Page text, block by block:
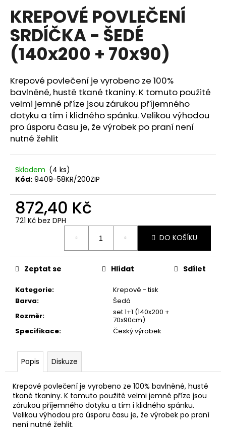
produktu
je
0,0
z
5
hvězdiček.
KREPOVÉ POVLEČENÍ
SRDÍČKA - ŠEDÉ
(140x200 + 70x90)
Krepové povlečení je vyrobeno ze 100%
bavlněné, hustě tkané tkaniny. K tomuto použité
velmi jemné příze jsou zárukou příjemného
dotyku a tím i klidného spánku. Velikou výhodou
pro úsporu času je, že výrobek po praní není
nutné žehlit
Skladem (4 ks)
Kód: 9409-58KR/200ZIP
872,40 Kč
721 Kč bez DPH
DO KOŠÍKU
Kategorie:
Krepové - tisk
Barva:
Šedá
Rozměr:
set 1+1 (140x200 +
70x90cm)
Specifikace: Český výrobek
Zeptat se Hlídat Sdílet
Popis Diskuze
Krepové povlečení je vyrobeno ze 100% bavlněné, hustě
tkané tkaniny. K tomuto použité velmi jemné příze jsou
zárukou příjemného dotyku a tím i klidného spánku.
Velikou výhodou pro úsporu času je, že výrobek po praní
není nutné žehlit.
a
j
í
t
?
HLEDAT
o
p
o
u
e
m
UTĚRKA
BERUŠKA
50X65
Kč